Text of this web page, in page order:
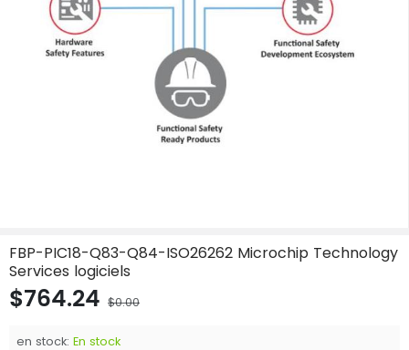
FBP-PIC18-Q83-Q84-ISO26262 Microchip Technology
Services logiciels
$764.24 $0.00
en stock: En stock